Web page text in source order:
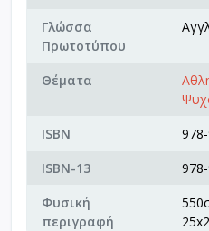
Γλώσσα
Πρωτοτύπου
Θέματα
ISBN
ISBN-13
Φυσική
περιγραφή